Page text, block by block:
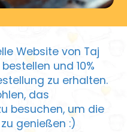
Website von Taj
und 10%
zu erhalten.
das
besuchen, um die
genießen :)